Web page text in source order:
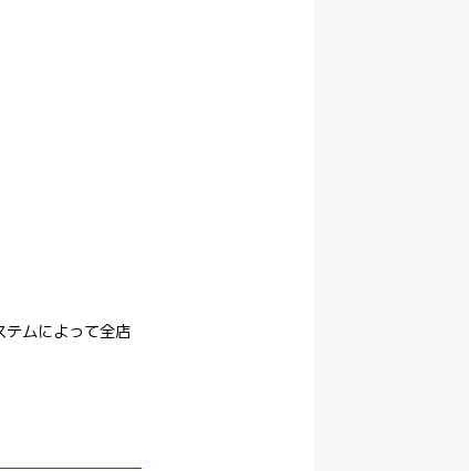
テムによって全店